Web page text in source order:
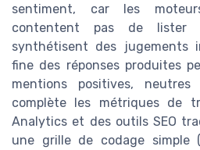
sentiment, car les
contentent pas de lister
synthétisent des jugements
fine des réponses produites
mentions positives,
complète les métriques de
Analytics et des outils SEO
une grille de codage simple